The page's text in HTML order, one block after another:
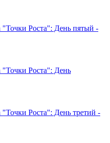
Роста": День пятый -
Роста": День
Роста": День третий -